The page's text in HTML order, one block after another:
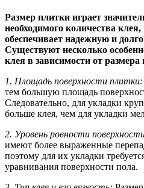
Размер плитки играет
необходимого количества
обеспечивает надежную и
Существуют несколько
клея в зависимости от размера
1. Площадь поверхности плитки:
тем большую площадь
Следовательно, для укладки
больше клея, чем для укладки
2. Уровень ровности
имеют более выраженные
поэтому для их укладки
уравнивания поверхности пола.